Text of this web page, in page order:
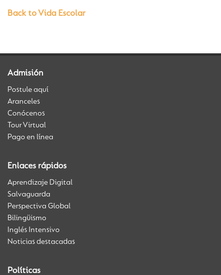
Back to Vida Escolar
Admisión
Postule aquí
Aranceles
Conócenos
Tour Virtual
Pago en línea
Enlaces rápidos
Aprendizaje Digital
Salvaguarda
Perspectiva Global
Bilingüismo
Inglés Intensivo
Noticias destacadas
Políticas